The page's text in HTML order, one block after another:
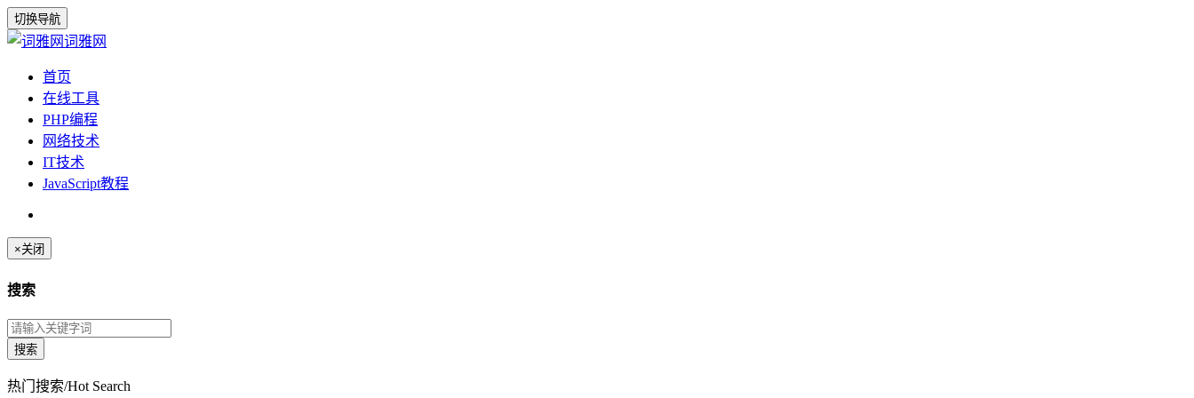
切换导航
词雅网
首页
在线工具
PHP编程
网络技术
IT技术
JavaScript教程
×关闭
搜索
热门搜索/Hot Search